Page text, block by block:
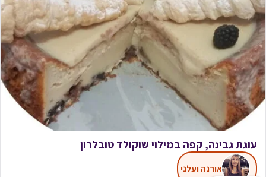
עוגת גבינה, קפה במילוי שוקולד טובלרון
אורנה ועלני